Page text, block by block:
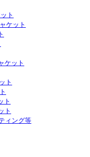
ト
ケット
ケット
ト
ト
ト
ィング等